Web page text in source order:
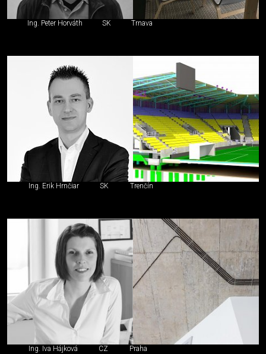
Ing. Peter Horváth SK Trnava
Ing. Erik Hrnčiar SK Trenčín
Ing. Iva Hájková CZ Praha